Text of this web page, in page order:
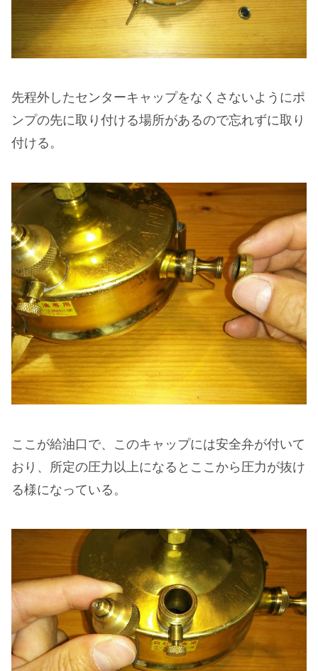
先程外したセンターキャップをなくさないようにポ
ンプの先に取り付ける場所があるので忘れずに取り
付ける。
ここが給油口で、このキャップには安全弁が付いて
おり、所定の圧力以上になるとここから圧力が抜け
る様になっている。